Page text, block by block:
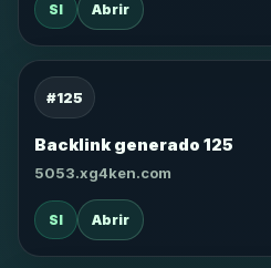
SI Abrir
#125
Backlink generado 125
5053.xg4ken.com
SI Abrir